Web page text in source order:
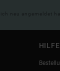
neu angemeldet
HILFE